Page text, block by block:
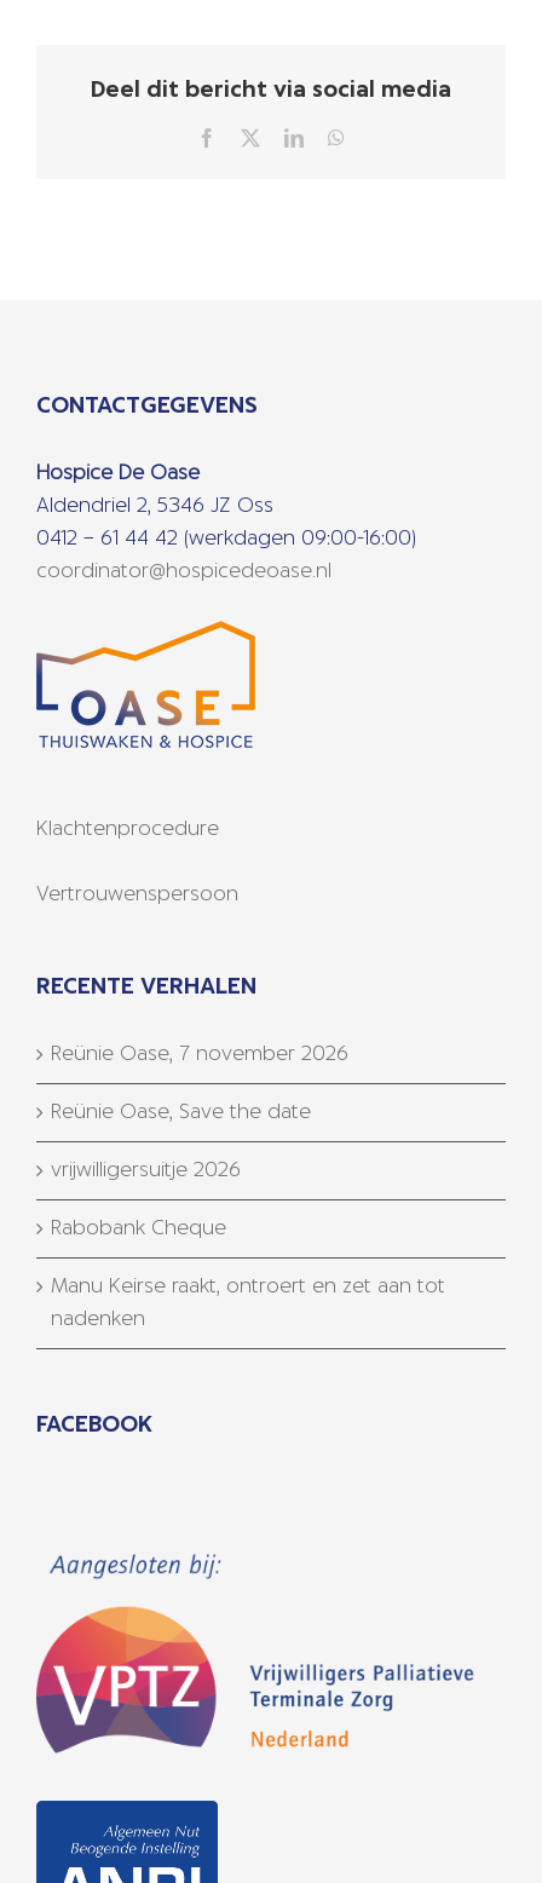
Deel dit bericht via social media
Facebook LinkedIn
CONTACTGEGEVENS
Hospice De Oase
Aldendriel 2, 5346 JZ Oss
0412 – 61 44 42 (werkdagen 09:00-16:00)
coordinator@hospicedeoase.nl
Klachtenprocedure
Vertrouwenspersoon
RECENTE VERHALEN
Reünie Oase, 7 november 2026
Reünie Oase, Save the date
vrijwilligersuitje 2026
Rabobank Cheque
Manu Keirse raakt, ontroert en zet aan tot
nadenken
FACEBOOK